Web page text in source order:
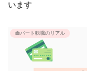
います
👜パート転職のリアル